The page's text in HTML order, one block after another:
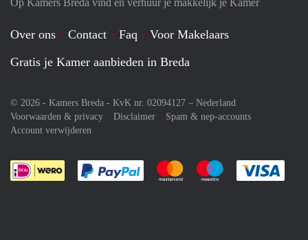
Over ons Contact Faq
Voor Makelaars
Gratis je Kamer aanbieden in Breda
© 2026 - Kamers Breda - KvK nr. 02094127 – Nederland
Voorwaarden & privacy
Disclaimer
Spam & nep-accounts
Account verwijderen
Je rekent gemakkelijk af met Paypal
Je rekent gemakkelijk af met
Je rekent